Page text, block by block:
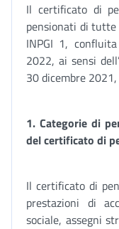
Il certificato di
pensionati di tutte
INPGI 1,
2022, ai sensi
30 dicembre
1. Categorie di
del certificato di
Il certificato di
prestazioni di
sociale, assegni